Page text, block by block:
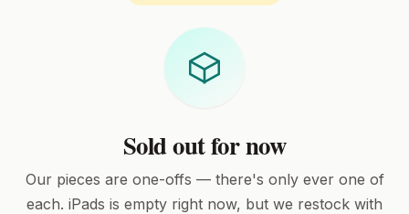
Sold out for now
Our pieces are one-offs — there's only ever one of
each. iPads is empty right now, but we restock with